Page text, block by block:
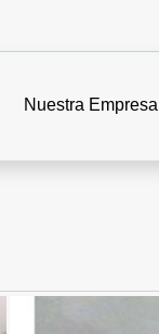
Nuestra Empresa